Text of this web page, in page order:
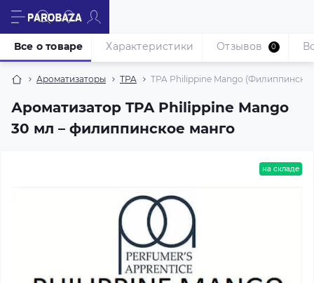
Ароматизаторы TPA TPA Philippine Mango
Ароматизатор TPA Philippine Mango
30 мл – филиппинское манго
Все о товаре Характеристики Отзывов 0
на складе